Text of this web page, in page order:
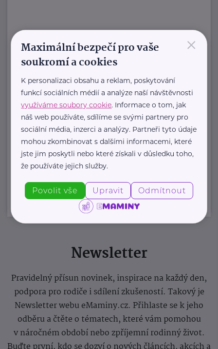
zdravotnické pomůcky a hygienická
řešení s dlouholetou tradicí.
Zaměřuje ...
https://hartmanndirect.com/cs-cz
+420 800 100 150
info@hartmanndirect.cz
Zobrazit přehled společností
Newsletter
Pravidelný přísun novinek, inspirace na každý den,
podpora pro rodiče i sdílení zkušeností. Takový je
Newsletter webu eMaminy.cz. Přihlaste se k jeho
odběru a čtěte o tématech, které vám pomohou
v náročném období nebo zpříjemní rodinný život.
×
Maximální bezpečí pro vaše
soukromí a cookies
K personalizaci obsahu a reklam, poskytování
funkcí sociálních médií a analýze naší návštěvnosti
využíváme soubory cookie. Informace o tom, jak
náš web používáte, sdílíme se svými partnery pro
sociální média, inzerci a analýzy. Partneři tyto údaje
mohou zkombinovat s dalšími informacemi, které
jste jim poskytli nebo které získali v důsledku toho,
že používáte jejich služby.
Povolit vše Upravit Odmítnout